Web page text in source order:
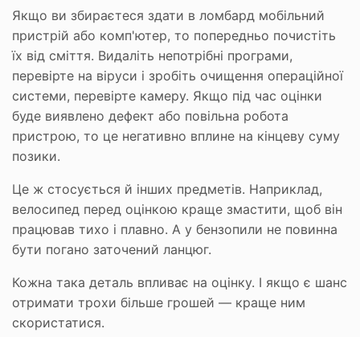
Якщо ви збираєтеся здати в ломбард мобільний
пристрій або комп'ютер, то попередньо почистіть
їх від сміття. Видаліть непотрібні програми,
перевірте на віруси і зробіть очищення операційної
системи, перевірте камеру. Якщо під час оцінки
буде виявлено дефект або повільна робота
пристрою, то це негативно вплине на кінцеву суму
позики.
Це ж стосується й інших предметів. Наприклад,
велосипед перед оцінкою краще змастити, щоб він
працював тихо і плавно. А у бензопили не повинна
бути погано заточений ланцюг.
Кожна така деталь впливає на оцінку. І якщо є шанс
отримати трохи більше грошей — краще ним
скористатися.